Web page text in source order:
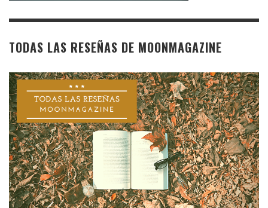
TODAS LAS RESEÑAS DE MOONMAGAZINE